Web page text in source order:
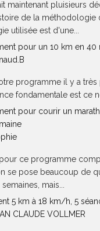
maintenant pluisieurs
de la méthodologie
utilisée est d'une...
pour un 10 km en 40
programme il y a très
fondamentale est ce
pour courir un
ce programme
se pose beaucoup de
mais...
5 km à 18 km/h, 5
CLAUDE VOLLMER